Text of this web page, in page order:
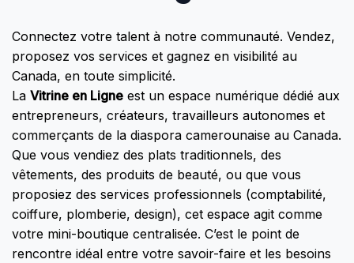
Connectez votre talent à notre communauté. Vendez,
proposez vos services et gagnez en visibilité au
Canada, en toute simplicité.
La Vitrine en Ligne est un espace numérique dédié aux
entrepreneurs, créateurs, travailleurs autonomes et
commerçants de la diaspora camerounaise au Canada.
Que vous vendiez des plats traditionnels, des
vêtements, des produits de beauté, ou que vous
proposiez des services professionnels (comptabilité,
coiffure, plomberie, design), cet espace agit comme
votre mini-boutique centralisée. C’est le point de
rencontre idéal entre votre savoir-faire et les besoins